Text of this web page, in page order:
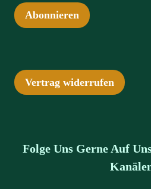
Abonnieren
Vertrag widerrufen
Folge Uns Gerne Auf